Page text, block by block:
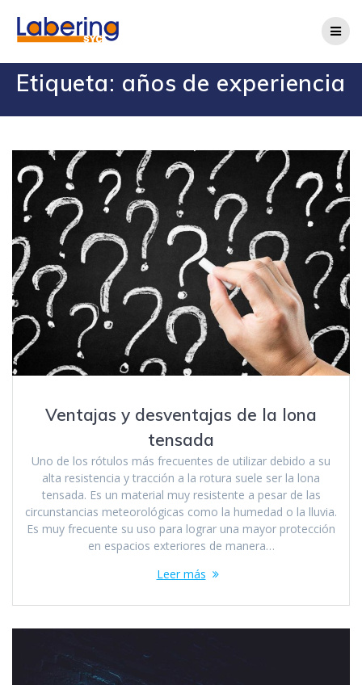
Etiqueta: años de experiencia
Ventajas y desventajas de la lona
tensada
Uno de los rótulos más frecuentes de utilizar debido a su
alta resistencia y tracción a la rotura suele ser la lona
tensada. Es un material muy resistente a pesar de las
circunstancias meteorológicas como la humedad o la lluvia.
Es muy frecuente su uso para lograr una mayor protección
en espacios exteriores de manera…
Leer más